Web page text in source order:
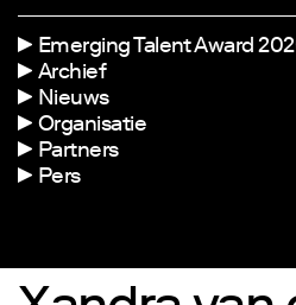
Emerging Talent Award
Archief
Nieuws
Organisatie
Partners
Pers